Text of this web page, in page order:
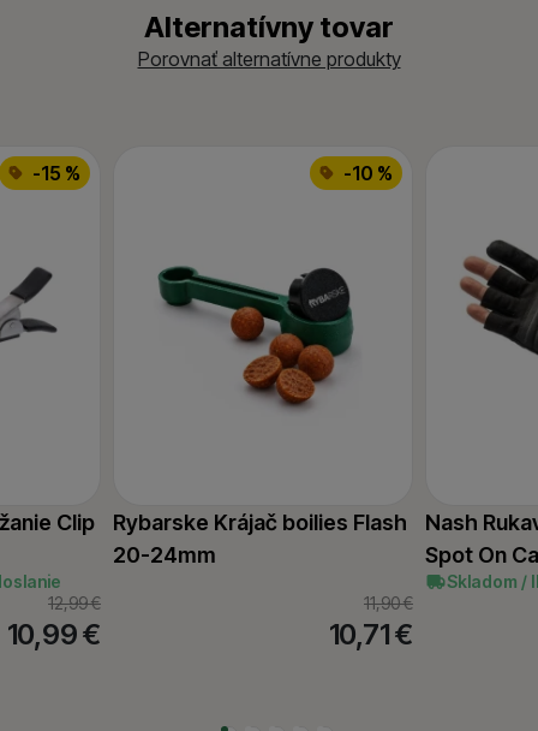
Alternatívny tovar
Porovnať alternatívne produkty
-10 %
Rybarske Krájač boilies Flash
20-24mm
11,90€
10,71€
Nash
Spot On
Skladom /
-15 %
Clip
12,99€
10,99€